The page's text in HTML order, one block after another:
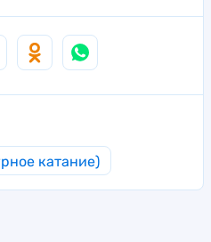
катание)